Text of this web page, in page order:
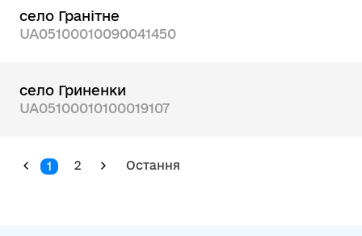
село Гранітне
UA05100010090041450
село Гриненки
UA05100010100019107
1 2 Остання